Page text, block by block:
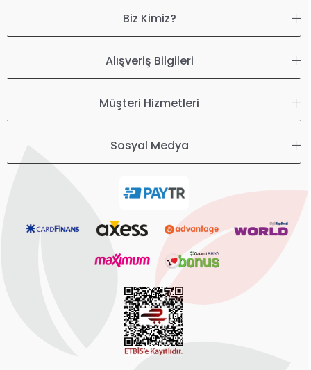
Biz Kimiz?
Alışveriş Bilgileri
Müşteri Hizmetleri
Sosyal Medya